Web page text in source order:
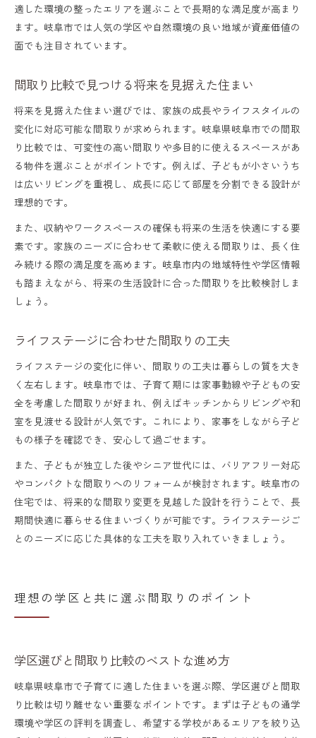
適した環境の整ったエリアを選ぶことで長期的な満足度が高まり
ます。岐阜市では人気の学区や自然環境の良い地域が資産価値の
面でも注目されています。
間取り比較で見つける将来を見据えた住まい
将来を見据えた住まい選びでは、家族の成長やライフスタイルの
変化に対応可能な間取りが求められます。岐阜県岐阜市での間取
り比較では、可変性の高い間取りや多目的に使えるスペースがあ
る物件を選ぶことがポイントです。例えば、子どもが小さいうち
は広いリビングを重視し、成長に応じて部屋を分割できる設計が
理想的です。
また、収納やワークスペースの確保も将来の生活を快適にする要
素です。家族のニーズに合わせて柔軟に使える間取りは、長く住
み続ける際の満足度を高めます。岐阜市内の地域特性や学区情報
も踏まえながら、将来の生活設計に合った間取りを比較検討しま
しょう。
ライフステージに合わせた間取りの工夫
ライフステージの変化に伴い、間取りの工夫は暮らしの質を大き
く左右します。岐阜市では、子育て期には家事動線や子どもの安
全を考慮した間取りが好まれ、例えばキッチンからリビングや和
室を見渡せる設計が人気です。これにより、家事をしながら子ど
もの様子を確認でき、安心して過ごせます。
また、子どもが独立した後やシニア世代には、バリアフリー対応
やコンパクトな間取りへのリフォームが検討されます。岐阜市の
住宅では、将来的な間取り変更を見越した設計を行うことで、長
期間快適に暮らせる住まいづくりが可能です。ライフステージご
とのニーズに応じた具体的な工夫を取り入れていきましょう。
理想の学区と共に選ぶ間取りのポイント
学区選びと間取り比較のベストな進め方
岐阜県岐阜市で子育てに適した住まいを選ぶ際、学区選びと間取
り比較は切り離せない重要なポイントです。まずは子どもの通学
環境や学区の評判を調査し、希望する学校があるエリアを絞り込